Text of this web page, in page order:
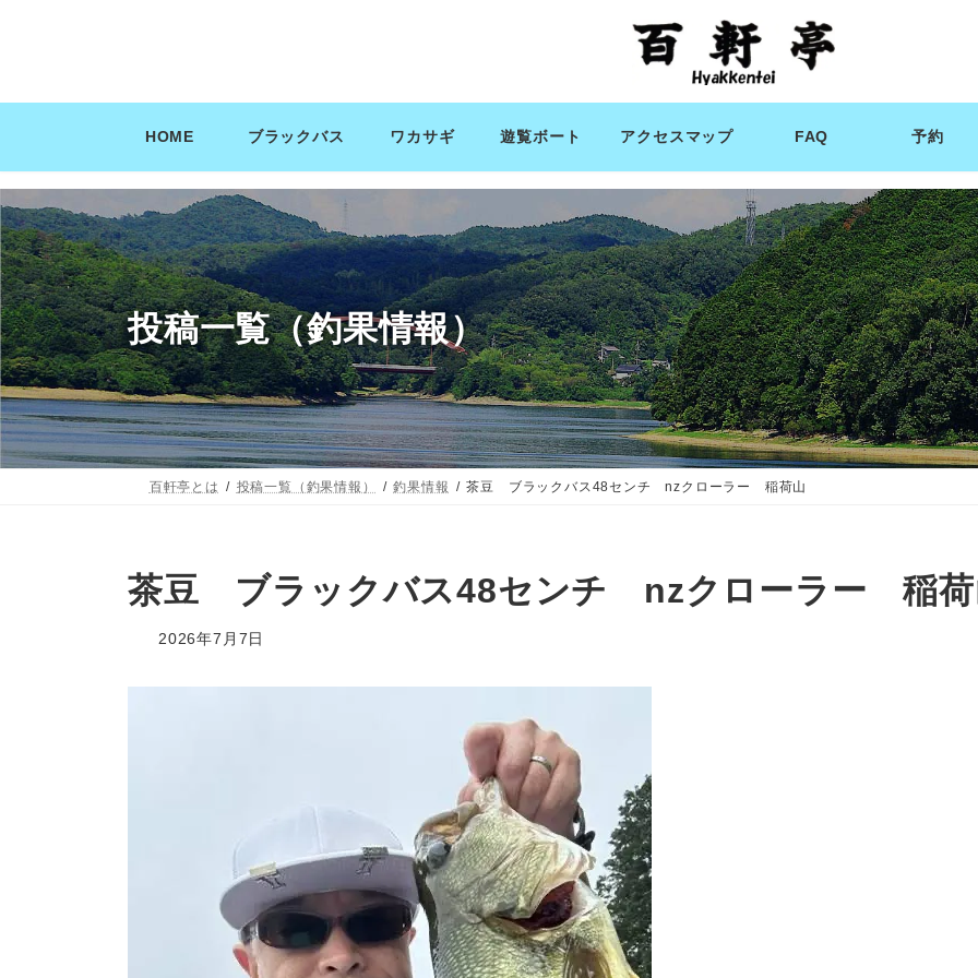
ン
ス
キ
ッ
プ
ー
ン
に
移
動
HOME ブラックバス ワカサギ 遊覧ボート アクセスマップ FAQ 予約
投稿一覧（釣果情報）
百軒亭とは 投稿一覧（釣果情報） 釣果情報 茶豆 ブラックバス48センチ nzクローラー 稲荷山
茶豆 ブラックバス48センチ nzクローラー 稲
2026年7月7日